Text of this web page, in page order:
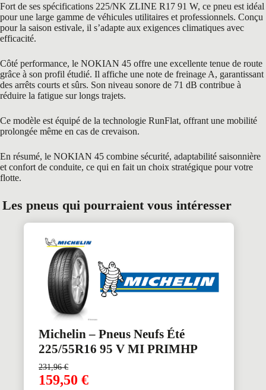
Fort de ses spécifications 225/NK ZLINE R17 91 W, ce pneu est idéal
pour une large gamme de véhicules utilitaires et professionnels. Conçu
pour la saison estivale, il s’adapte aux exigences climatiques avec
efficacité.
Côté performance, le NOKIAN 45 offre une excellente tenue de route
grâce à son profil étudié. Il affiche une note de freinage A, garantissant
des arrêts courts et sûrs. Son niveau sonore de 71 dB contribue à
réduire la fatigue sur longs trajets.
Ce modèle est équipé de la technologie RunFlat, offrant une mobilité
prolongée même en cas de crevaison.
En résumé, le NOKIAN 45 combine sécurité, adaptabilité saisonnière
et confort de conduite, ce qui en fait un choix stratégique pour votre
flotte.
Les pneus qui pourraient vous intéresser
Michelin – Pneus Neufs Été
225/55R16 95 V MI PRIMHP
231,96€
159,50 €